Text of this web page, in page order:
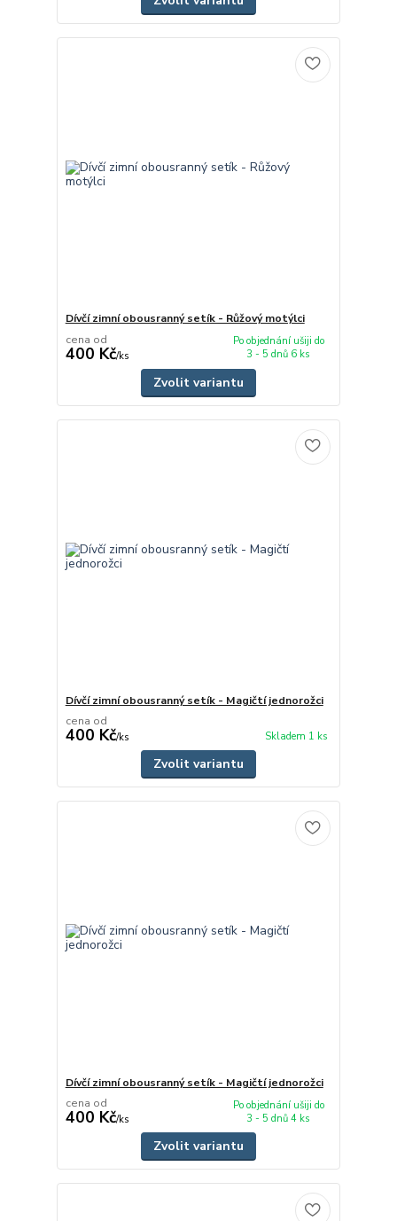
Dívčí zimní obousranný setík - Růžový motýlci
cena od
400 Kč/ks
Po objednání ušiji do
3 - 5 dnů 6 ks
Zvolit variantu
Dívčí zimní obousranný setík - Magičtí jednorožci
cena od
400 Kč/ks Skladem 1 ks
Zvolit variantu
Dívčí zimní obousranný setík - Magičtí jednorožci
cena od
400 Kč/ks
Po objednání ušiji do
3 - 5 dnů 4 ks
Zvolit variantu